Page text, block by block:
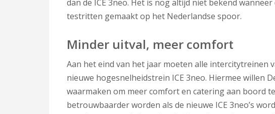
dan de ICE 3neo. Het is nog altijd niet bekend
testritten gemaakt op het Nederlandse spoor.
Minder uitval, meer comfort
Aan het eind van het jaar moeten alle intercitytreinen
nieuwe hogesnelheidstrein ICE 3neo. Hiermee willen
waarmaken om meer comfort en catering aan boord
betrouwbaarder worden als de nieuwe ICE 3neo’s